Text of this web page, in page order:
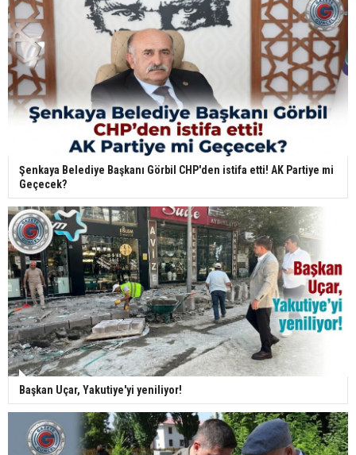
Şenkaya Belediye Başkanı Görbil CHP'den istifa etti! AK Partiye mi
Geçecek?
Başkan Uçar, Yakutiye'yi yeniliyor!